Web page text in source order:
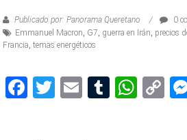
Publicado por: Panorama Queretano
0
Emmanuel Macron G7 guerra en Irán precios
Francia ,temas energéticos
Facebook
Twitter
EmailTumblr